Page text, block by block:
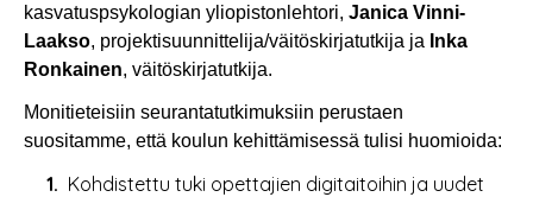
kasvatuspsykologian yliopistonlehtori, Janica Vinni-
Laakso, projektisuunnittelija/väitöskirjatutkija ja Inka
Ronkainen, väitöskirjatutkija.
Monitieteisiin seurantatutkimuksiin perustaen
suositamme, että koulun kehittämisessä tulisi huomioida:
Kohdistettu tuki opettajien digitaitoihin ja uudet